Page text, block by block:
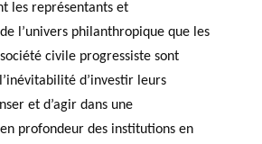
les représentants et
l’univers philanthropique que les
civile progressiste sont
d’investir leurs
et d’agir dans une
profondeur des institutions en